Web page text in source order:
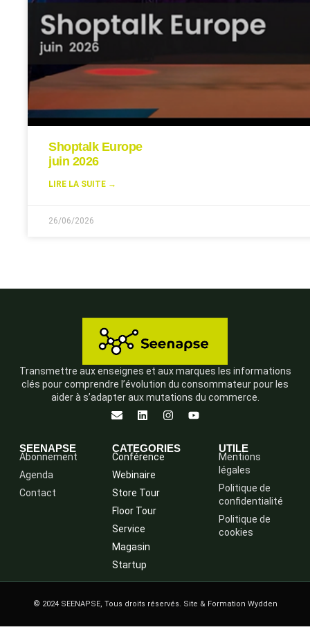
Shoptalk Europe
juin 2026
LIRE LA SUITE →
26/06/2026
Transmettre aux enseignes et aux marques les informations
clés pour comprendre l’évolution du consommateur pour les
aider à s’adapter aux mutations du commerce.
SEENAPSE
Abonnement
Agenda
Contact
CATEGORIES
Conférence
Webinaire
Store Tour
Floor Tour
Service
Magasin
Startup
UTILE
Mentions
légales
Politique de
confidentialité
Politique de
cookies
© 2024 SEENAPSE, Tous droits réservés. Site & Formation Wydden